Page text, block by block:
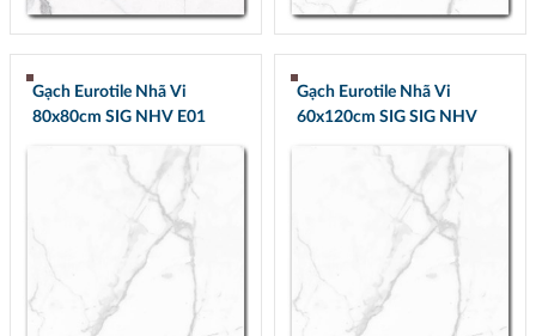
Gạch Eurotile Nhã Vi
80x80cm SIG NHV E01
Gạch Eurotile Nhã Vi
60x120cm SIG SIG NHV